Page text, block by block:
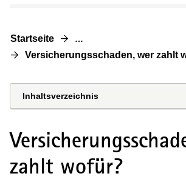
Startseite …
Versicherungsschaden, wer zahlt
Inhaltsverzeichnis
zahlt wofür?